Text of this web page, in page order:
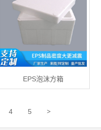
EPS泡沫方箱
4 5 >